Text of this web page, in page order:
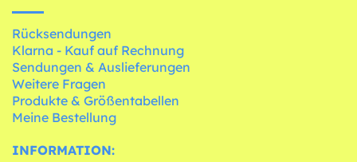
Rücksendungen
Klarna - Kauf auf Rechnung
Sendungen & Auslieferungen
Weitere Fragen
Produkte & Größentabellen
Meine Bestellung
INFORMATION: